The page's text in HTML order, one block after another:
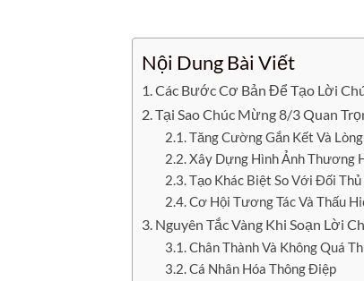
Nội Dung Bài Viết
Các Bước Cơ Bản Để Tạo Lời
Tại Sao Chúc Mừng 8/3 Quan
Tăng Cường Gắn Kết Và
Xây Dựng Hình Ảnh Thương
Tạo Khác Biệt So Với Đối Thủ
Cơ Hội Tương Tác Và Thấu
Nguyên Tắc Vàng Khi Soạn Lời
Chân Thành Và Không Quá
Cá Nhân Hóa Thông Điệp